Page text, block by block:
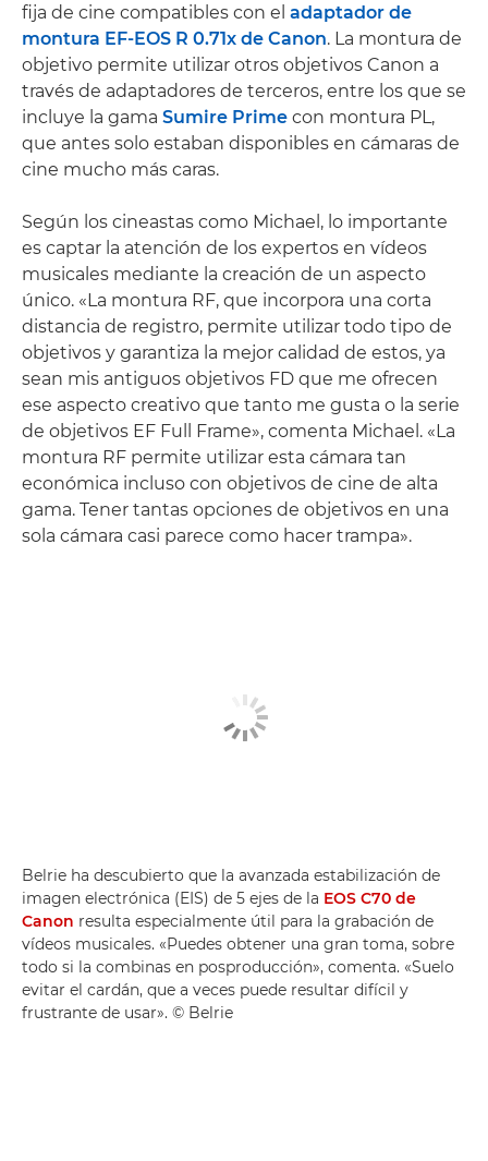
fija de cine compatibles con el adaptador de
montura EF-EOS R 0.71x de Canon. La montura de
objetivo permite utilizar otros objetivos Canon a
través de adaptadores de terceros, entre los que se
incluye la gama Sumire Prime con montura PL,
que antes solo estaban disponibles en cámaras de
cine mucho más caras.
Según los cineastas como Michael, lo importante
es captar la atención de los expertos en vídeos
musicales mediante la creación de un aspecto
único. «La montura RF, que incorpora una corta
distancia de registro, permite utilizar todo tipo de
objetivos y garantiza la mejor calidad de estos, ya
sean mis antiguos objetivos FD que me ofrecen
ese aspecto creativo que tanto me gusta o la serie
de objetivos EF Full Frame», comenta Michael. «La
montura RF permite utilizar esta cámara tan
económica incluso con objetivos de cine de alta
gama. Tener tantas opciones de objetivos en una
sola cámara casi parece como hacer trampa».
Belrie ha descubierto que la avanzada estabilización de
imagen electrónica (EIS) de 5 ejes de la EOS C70 de
Canon resulta especialmente útil para la grabación de
vídeos musicales. «Puedes obtener una gran toma, sobre
todo si la combinas en posproducción», comenta. «Suelo
evitar el cardán, que a veces puede resultar difícil y
frustrante de usar». © Belrie